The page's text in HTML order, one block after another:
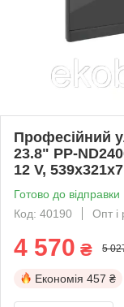
Професійний
23.8" PP-
12 V,
Готово до відправки
Код: 40190
Опт і
4 570 ₴ 5
Економія 457 ₴